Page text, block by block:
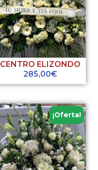
CENTRO ELIZONDO
285,00€
¡Oferta!